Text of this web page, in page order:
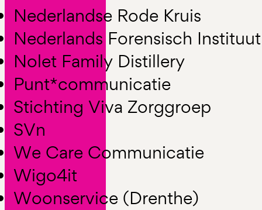
Nederlandse Rode Kruis
Nederlands Forensisch
Nolet Family Distillery
Punt*communicatie
Stichting Viva Zorggroep
SVn
We Care Communicatie
Wigo4it
Woonservice (Drenthe)